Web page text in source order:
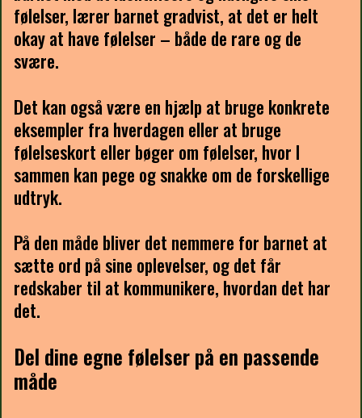
følelser, lærer barnet gradvist, at det er helt
okay at have følelser – både de rare og de
svære.
Det kan også være en hjælp at bruge konkrete
eksempler fra hverdagen eller at bruge
følelseskort eller bøger om følelser, hvor I
sammen kan pege og snakke om de forskellige
udtryk.
På den måde bliver det nemmere for barnet at
sætte ord på sine oplevelser, og det får
redskaber til at kommunikere, hvordan det har
det.
Del dine egne følelser på en passende
måde